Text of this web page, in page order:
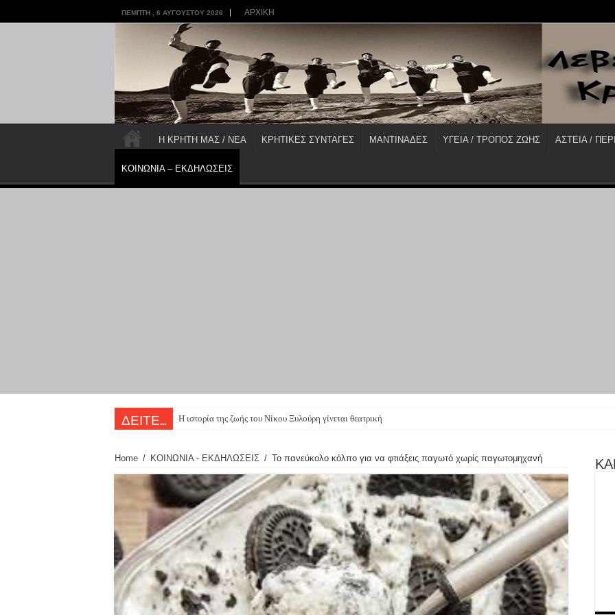
ΠΈΜΠΤΗ , 6 ΑΥΓΟΎΣΤΟΥ 2026 ΑΡΧΙΚΗ
Η ΚΡΗΤΗ ΜΑΣ / ΝΕΑ ΚΡΗΤΙΚΕΣ ΣΥΝΤΑΓΕΣ ΜΑΝΤΙΝΑΔΕΣ ΥΓΕΙΑ / ΤΡΟΠΟΣ ΖΩΗΣ ΑΣΤΕΙΑ /
ΚΟΙΝΩΝΙΑ – ΕΚΔΗΛΩΣΕΙΣ
ΔΕΙΤΕ... Η ιστορία της ζωής του Νίκου Ξυλούρη γίνεται θεατρική πα
Home / ΚΟΙΝΩΝΙΑ - ΕΚΔΗΛΩΣΕΙΣ / Το πανεύκολο κόλπο για να φτιάξεις παγωτό χωρίς παγωτομηχανή